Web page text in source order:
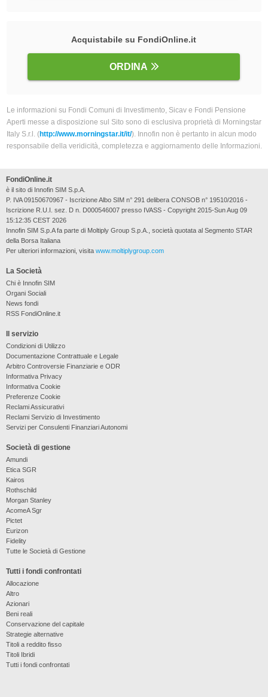
Acquistabile su FondiOnline.it
ORDINA
Le informazioni su Fondi Comuni di Investimento, Sicav e Fondi Pensione
Aperti messe a disposizione sul Sito sono di esclusiva proprietà di Morningstar
Italy S.r.l. (http://www.morningstar.it/it/). Innofin non è pertanto in alcun modo
responsabile della veridicità, completezza e aggiornamento delle Informazioni.
La Società
Chi è Innofin SIM
Organi Sociali
News fondi
RSS FondiOnline.it
Il servizio
Condizioni di Utilizzo
Documentazione Contrattuale e Legale
Arbitro Controversie Finanziarie e ODR
Informativa Privacy
Informativa Cookie
Preferenze Cookie
Reclami Assicurativi
Reclami Servizio di Investimento
Servizi per Consulenti Finanziari Autonomi
Società di gestione
Amundi
Etica SGR
Kairos
Rothschild
Morgan Stanley
AcomeA Sgr
Pictet
Eurizon
Fidelity
Tutte le Società di Gestione
Tutti i fondi confrontati
Allocazione
Altro
Azionari
Beni reali
Conservazione del capitale
Strategie alternative
Titoli a reddito fisso
Titoli Ibridi
Tutti i fondi confrontati
FondiOnline.it
è il sito di Innofin SIM S.p.A.
P. IVA 09150670967 - Iscrizione Albo SIM n° 291 delibera CONSOB n° 19510/2016 -
Iscrizione R.U.I. sez. D n. D000546007 presso IVASS - Copyright 2015-Sun Aug 09
15:12:35 CEST 2026
Innofin SIM S.p.A fa parte di Moltiply Group S.p.A., società quotata al Segmento STAR
della Borsa Italiana
Per ulteriori informazioni, visita www.moltiplygroup.com